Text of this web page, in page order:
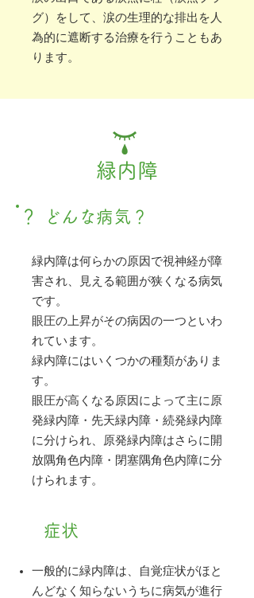
グ）をして、涙の生理的な排出を人
為的に遮断する治療を行うこともあ
ります。
緑内障
？ どんな病気？
緑内障は何らかの原因で視神経が障
害され、見える範囲が狭くなる病気
です。
眼圧の上昇がその病因の一つといわ
れています。
緑内障にはいくつかの種類がありま
す。
眼圧が高くなる原因によって主に原
発緑内障・先天緑内障・続発緑内障
に分けられ、原発緑内障はさらに開
放隅角色内障・閉塞隅角色内障に分
けられます。
症状
一般的に緑内障は、自覚症状がほと
んどなく知らないうちに病気が進行